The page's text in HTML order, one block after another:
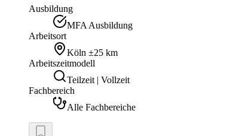
Ausbildung
MFA Ausbildung
Arbeitsort
Köln ±25 km
Arbeitszeitmodell
Teilzeit | Vollzeit
Fachbereich
Alle Fachbereiche